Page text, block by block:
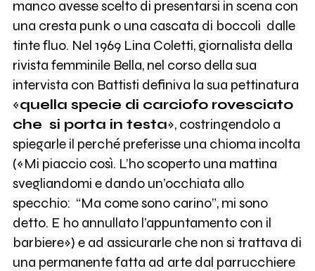
manco avesse scelto di presentarsi in scena con
una cresta punk o una cascata di boccoli dalle
tinte fluo. Nel 1969 Lina Coletti, giornalista della
rivista femminile Bella, nel corso della sua
intervista con Battisti definiva la sua pettinatura
«quella specie di carciofo rovesciato
che si porta in testa», costringendolo a
spiegarle il perché preferisse una chioma incolta
(«Mi piaccio così. L’ho scoperto una mattina
svegliandomi e dando un’occhiata allo
specchio: “Ma come sono carino”, mi sono
detto. E ho annullato l’appuntamento con il
barbiere») e ad assicurarle che non si trattava di
una permanente fatta ad arte dal parrucchiere